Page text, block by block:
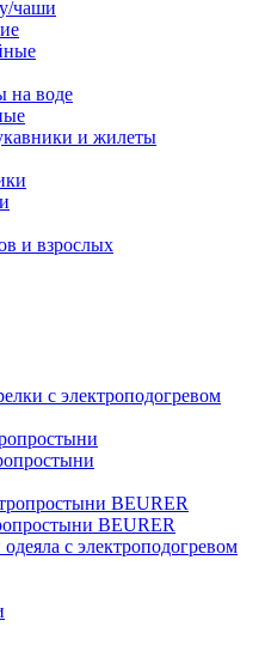
чаши
на воде
и жилеты
и взрослых
с электроподогревом
BEURER
BEURER
с электроподогревом